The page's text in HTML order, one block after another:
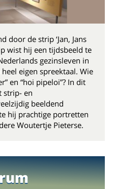
door de strip ‘Jan, Jans
wist hij een tijdsbeeld te
gezinsleven in
eigen spreektaal. Wie
en “hoi pipeloi”? In dit
strip- en
beeldend
hij prachtige portretten
Woutertje Pieterse.